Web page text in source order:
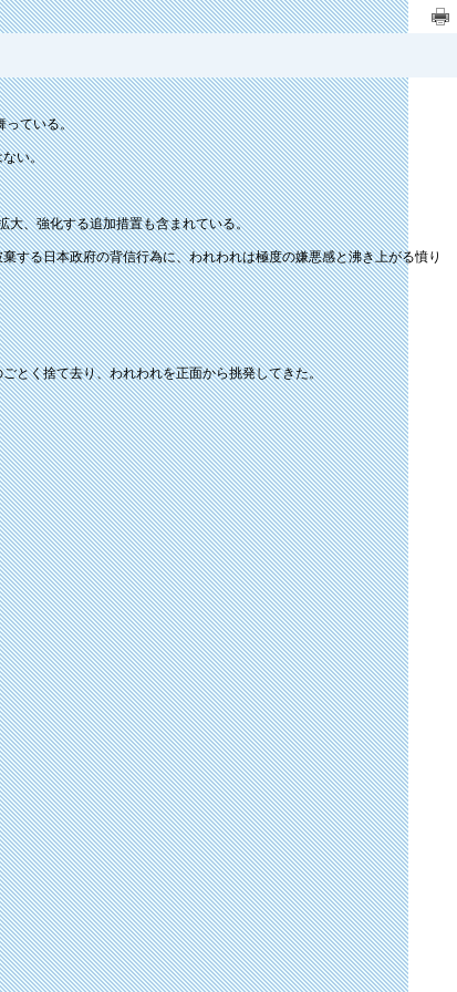
っている。
ない。
大、強化する追加措置も含まれている。
る日本政府の背信行為に、われわれは極度の嫌悪感と沸き上がる憤り
とく捨て去り、われわれを正面から挑発してきた。